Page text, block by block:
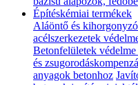
Építéskémiai termékek
Aláöntő és
acélszerkezetek
Betonfelületek védelme
és
anyagok betonhoz